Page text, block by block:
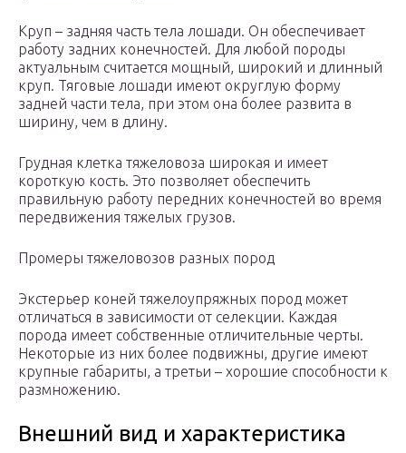
Круп – задняя часть тела лошади. Он обеспечивает
работу задних конечностей. Для любой породы
актуальным считается мощный, широкий и длинный
круп. Тяговые лошади имеют округлую форму
задней части тела, при этом она более развита в
ширину, чем в длину.
Грудная клетка тяжеловоза широкая и имеет
короткую кость. Это позволяет обеспечить
правильную работу передних конечностей во время
передвижения тяжелых грузов.
Промеры тяжеловозов разных пород
Экстерьер коней тяжелоупряжных пород может
отличаться в зависимости от селекции. Каждая
порода имеет собственные отличительные черты.
Некоторые из них более подвижны, другие имеют
крупные габариты, а третьи – хорошие способности к
размножению.
Внешний вид и характеристика